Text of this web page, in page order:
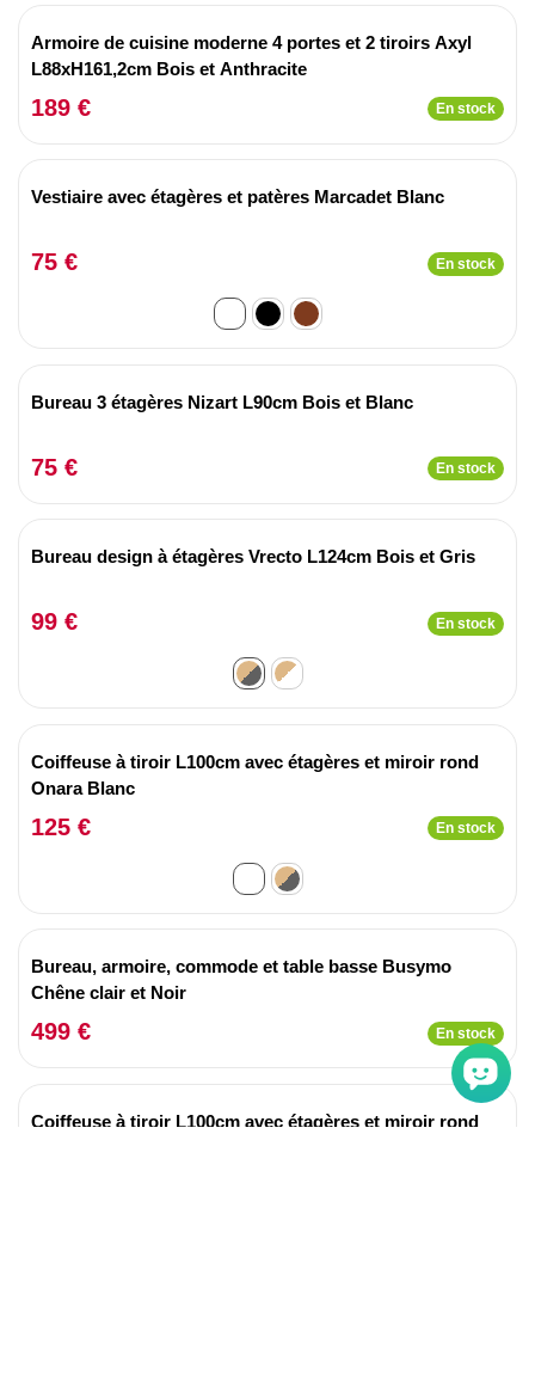
Armoire de cuisine moderne 4 portes et 2 tiroirs Axyl
L88xH161,2cm Bois et Anthracite
189 € En stock
Vestiaire avec étagères et patères Marcadet Blanc
75 € En stock
Bureau 3 étagères Nizart L90cm Bois et Blanc
75 € En stock
Bureau design à étagères Vrecto L124cm Bois et Gris
99 € En stock
Coiffeuse à tiroir L100cm avec étagères et miroir rond
Onara Blanc
125 € En stock
Bureau, armoire, commode et table basse Busymo
Chêne clair et Noir
499 € En stock
Coiffeuse à tiroir L100cm avec étagères et miroir rond